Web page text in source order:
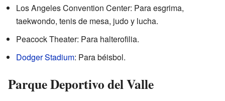
Los Angeles Convention Center: Para esgrima,
taekwondo, tenis de mesa, judo y lucha.
Peacock Theater: Para halterofilia.
Dodger Stadium: Para béisbol.
Parque Deportivo del Valle